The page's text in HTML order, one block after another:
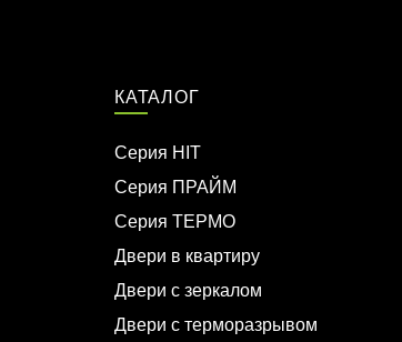
КАТАЛОГ
Серия HIT
Серия ПРАЙМ
Серия ТЕРМО
Двери в квартиру
Двери с зеркалом
Двери с терморазрывом